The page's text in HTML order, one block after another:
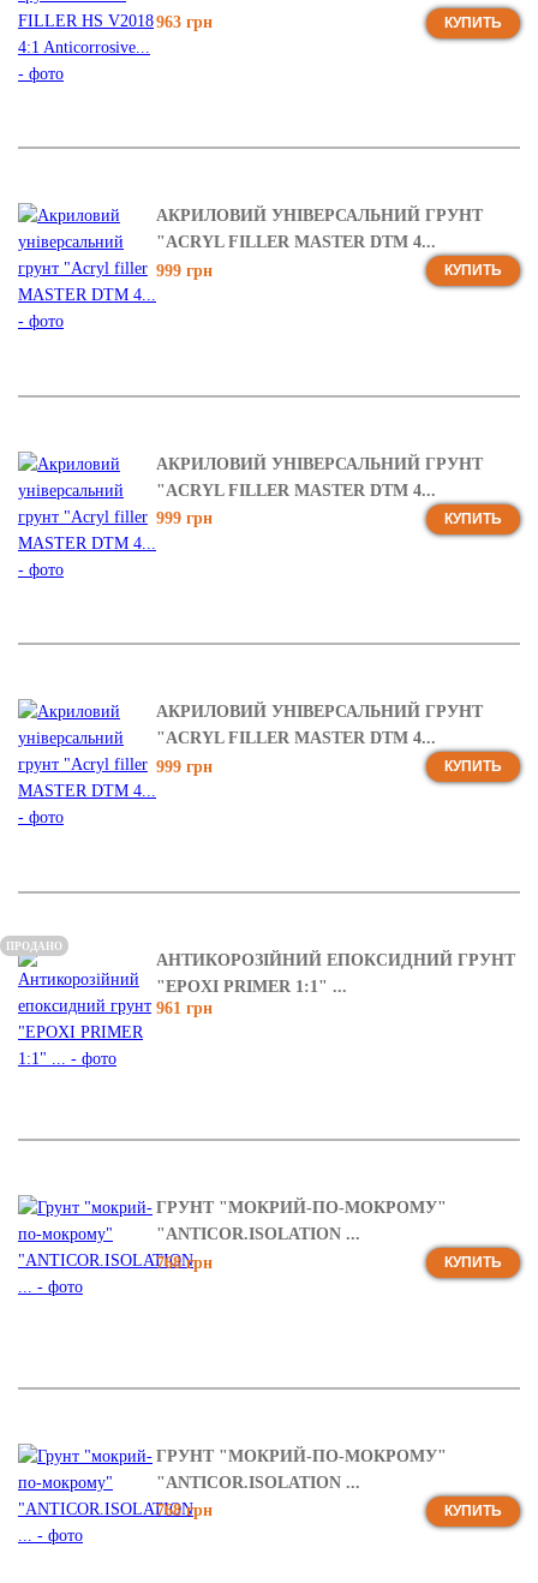
963 грн
КУПИТЬ
АКРИЛОВИЙ УНІВЕРСАЛЬНИЙ ГРУНТ
"ACRYL FILLER MASTER DTM 4...
999 грн
КУПИТЬ
АКРИЛОВИЙ УНІВЕРСАЛЬНИЙ ГРУНТ
"ACRYL FILLER MASTER DTM 4...
999 грн
КУПИТЬ
АКРИЛОВИЙ УНІВЕРСАЛЬНИЙ ГРУНТ
"ACRYL FILLER MASTER DTM 4...
999 грн
КУПИТЬ
АНТИКОРОЗІЙНИЙ ЕПОКСИДНИЙ ГРУНТ
"EPOXI PRIMER 1:1" ...
961 грн
ПРОДАНО
ГРУНТ "МОКРИЙ-ПО-МОКРОМУ"
"ANTICOR.ISOLATION ...
768 грн
КУПИТЬ
ГРУНТ "МОКРИЙ-ПО-МОКРОМУ"
"ANTICOR.ISOLATION ...
768 грн
КУПИТЬ